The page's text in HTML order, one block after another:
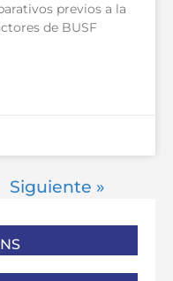
previos a la
de BUSF
Siguiente »